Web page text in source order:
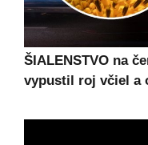
ŠIALENSTVO na
vypustil roj včiel a